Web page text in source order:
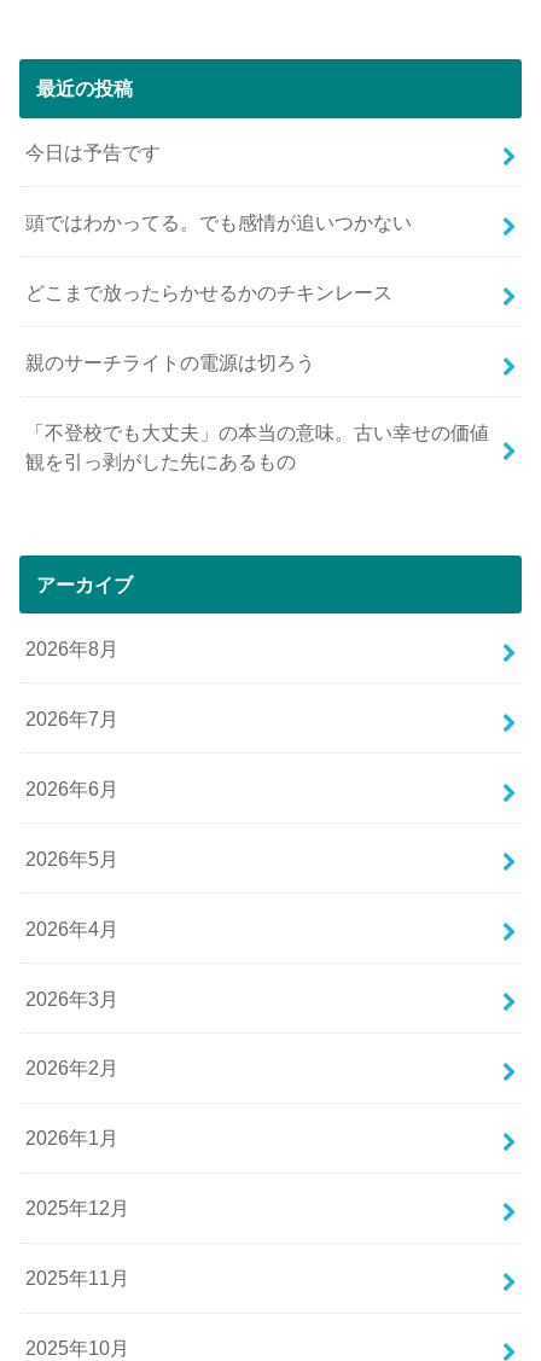
最近の投稿
今日は予告です
頭ではわかってる。でも感情が追いつかない
どこまで放ったらかせるかのチキンレース
親のサーチライトの電源は切ろう
「不登校でも大丈夫」の本当の意味。古い幸せの価値
観を引っ剥がした先にあるもの
アーカイブ
2026年8月
2026年7月
2026年6月
2026年5月
2026年4月
2026年3月
2026年2月
2026年1月
2025年12月
2025年11月
2025年10月